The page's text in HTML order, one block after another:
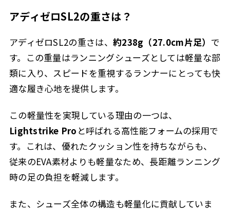
アディゼロSL2の重さは？
アディゼロSL2の重さは、 約238g（27.0cm片足） で
す。この重量はランニングシューズとしては軽量な部
類に入り、スピードを重視するランナーにとっても快
適な履き心地を提供します。
この軽量性を実現している理由の一つは、
Lightstrike Pro と呼ばれる高性能フォームの採用で
す。これは、優れたクッション性を持ちながらも、
従来のEVA素材よりも軽量なため、長距離ランニング
時の足の負担を軽減します。
また、シューズ全体の構造も軽量化に貢献していま